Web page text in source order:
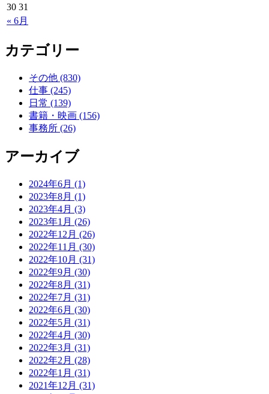
« 6月
30 31
カテゴリー
その他 (830)
仕事 (245)
日常 (139)
書籍・映画 (156)
事務所 (26)
アーカイブ
2024年6月 (1)
2023年8月 (1)
2023年4月 (3)
2023年1月 (26)
2022年12月 (26)
2022年11月 (30)
2022年10月 (31)
2022年9月 (30)
2022年8月 (31)
2022年7月 (31)
2022年6月 (30)
2022年5月 (31)
2022年4月 (30)
2022年3月 (31)
2022年2月 (28)
2022年1月 (31)
2021年12月 (31)